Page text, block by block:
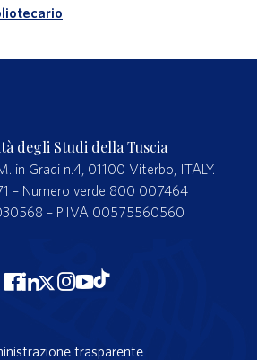
degli Studi della Tuscia
in Gradi n.4, 01100 Viterbo, ITALY.
– Numero verde 800 007464
– P.IVA 00575560560
trasparente